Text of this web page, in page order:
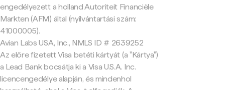
engedélyezett a holland Autoriteit Financiële
Markten (AFM) által (nyilvántartási szám:
41000005).
Avian Labs USA, Inc., NMLS ID # 2639252
Az előre fizetett Visa betéti kártyát (a "Kártya")
a Lead Bank bocsátja ki a Visa U.S.A. Inc.
licencengedélye alapján, és mindenhol